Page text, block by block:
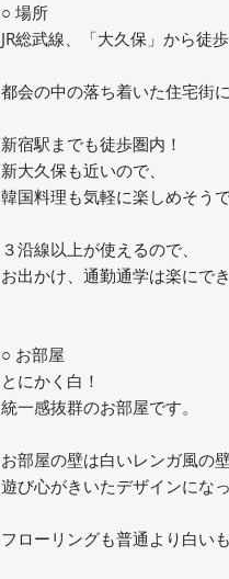
○ 場所
JR総武線、「大久保」から徒歩
都会の中の落ち着いた住宅街
新宿駅までも徒歩圏内！
新大久保も近いので、
韓国料理も気軽に楽しめそう
３沿線以上が使えるので、
お出かけ、通勤通学は楽にで
○ お部屋
とにかく白！
統一感抜群のお部屋です。
お部屋の壁は白いレンガ風の
遊び心がきいたデザインにな
フローリングも普通より白い